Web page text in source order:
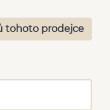
tohoto prodejce